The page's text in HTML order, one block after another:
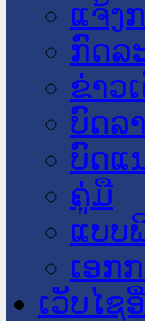
ແຈ້ງ
ກົດລ
ຂ່າວ
ບົດລ
ບົດແ
ຄູ່ມື
ແບບ
ເອກ
ເວັບໄຊ